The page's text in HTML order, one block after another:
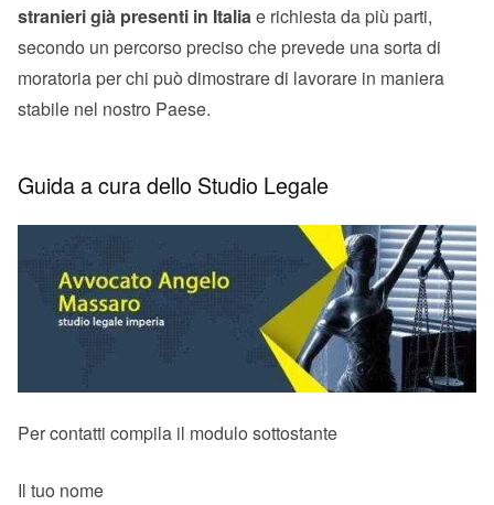
stranieri già presenti in Italiae richiesta da più parti,
secondo un percorso preciso che prevede una sorta di
moratoria per chi può dimostrare di lavorare in maniera
stabile nel nostro Paese.
Guida a cura dello Studio Legale
Per contatti compila il modulo sottostante
Il tuo nome